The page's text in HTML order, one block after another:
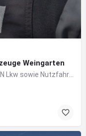
Weingarten